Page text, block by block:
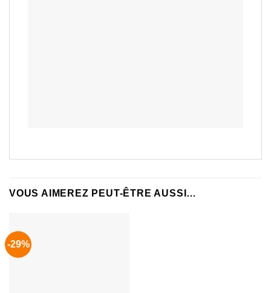
VOUS AIMEREZ PEUT-ÊTRE AUSSI…
-29%